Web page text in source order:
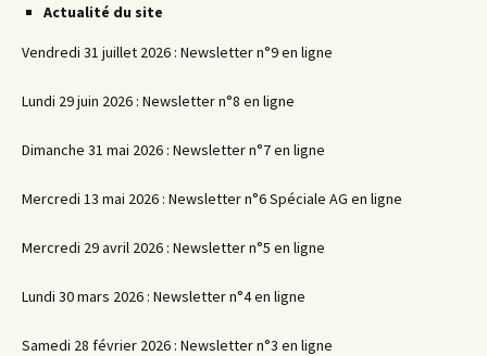
Actualité du site
Vendredi 31 juillet 2026 : Newsletter n°9 en ligne
Lundi 29 juin 2026 : Newsletter n°8 en ligne
Dimanche 31 mai 2026 : Newsletter n°7 en ligne
Mercredi 13 mai 2026 : Newsletter n°6 Spéciale AG en ligne
Mercredi 29 avril 2026 : Newsletter n°5 en ligne
Lundi 30 mars 2026 : Newsletter n°4 en ligne
Samedi 28 février 2026 : Newsletter n°3 en ligne